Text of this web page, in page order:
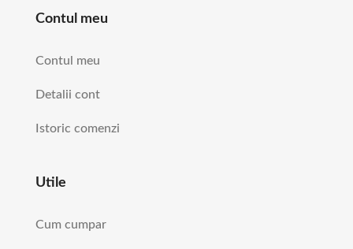
Contul meu
Contul meu
Detalii cont
Istoric comenzi
Utile
Cum cumpar